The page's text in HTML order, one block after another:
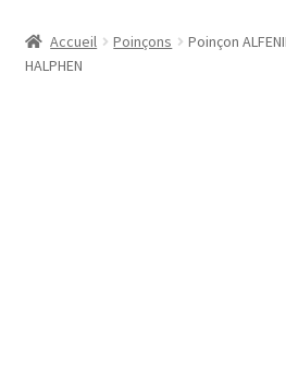
MONNAIES
Accueil Poinçons
Poinçon
HALPHEN